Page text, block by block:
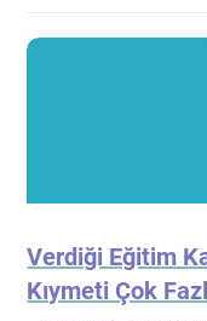
Verdiği Eğitim
Kıymeti Çok